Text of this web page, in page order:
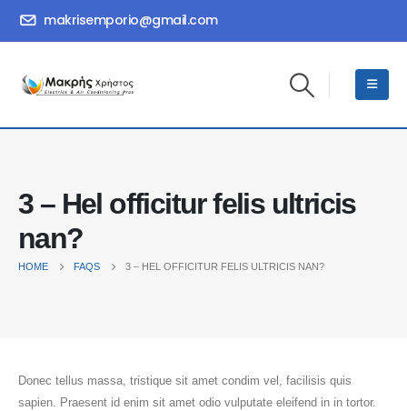
makrisemporio@gmail.com
3 – Hel officitur felis ultricis
nan?
HOME FAQS 3 – HEL OFFICITUR FELIS ULTRICIS NAN?
Donec tellus massa, tristique sit amet condim vel, facilisis quis
sapien. Praesent id enim sit amet odio vulputate eleifend in in tortor.